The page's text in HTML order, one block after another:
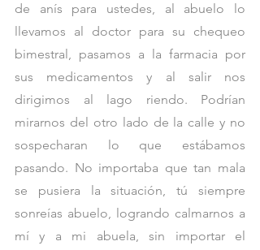
de anís para ustedes, al abuelo lo
llevamos al doctor para su chequeo
bimestral, pasamos a la farmacia por
sus medicamentos y al salir nos
dirigimos al lago riendo. Podrían
mirarnos del otro lado de la calle y no
sospecharan lo que estábamos
pasando. No importaba que tan mala
se pusiera la situación, tú siempre
sonreías abuelo, logrando calmarnos a
mí y a mi abuela, sin importar el